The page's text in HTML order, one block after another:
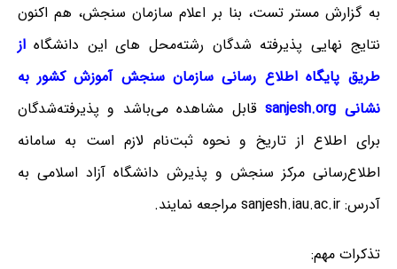
به گزارش مستر تست، بنا بر اعلام سازمان سنجش، هم اکنون
نتایج نهایی پذیرفته شدگان رشته‌محل های این دانشگاهاز
طریق پایگاه اطلا‌ع رسانی سازمان سنجش آموزش کشور به
نشانی sanjesh.org
قابل مشاهده می‌باشد و پذیرفته‌شدگان
برای اطلاع از تاریخ و نحوه ثبت‌نام لازم است به سامانه
اطلاع‌رسانی مرکز سنجش و پذیرش دانشگاه آزاد اسلامی به
آدرس: sanjesh.iau.ac.ir مراجعه نمایند.
تذکرات مهم: